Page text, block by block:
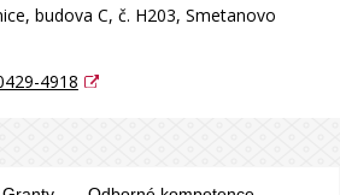
budova C, č. H203, Smetanovo
4918